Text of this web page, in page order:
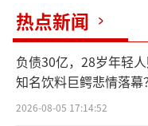
据了解，张掖
拥有丰富的历史
件。
大北农集团
热点新闻
负债30亿，28岁年轻人
知名饮料巨鳄悲情落幕
2026-08-05 17:14:52